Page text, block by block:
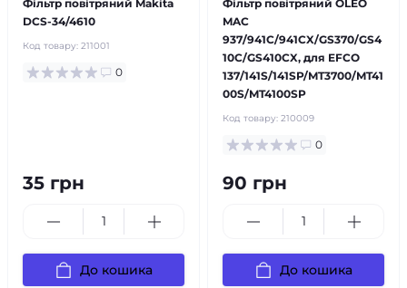
Фільтр повітряний Makita
DCS-34/4610
Код товару: 211001
0
35 грн
До кошика
Фільтр повітряний OLEO
MAC
937/941C/941CX/GS370/GS4
10C/GS410CX, для EFCO
137/141S/141SP/MT3700/MT41
00S/MT4100SP
Код товару: 210009
0
90 грн
До кошика